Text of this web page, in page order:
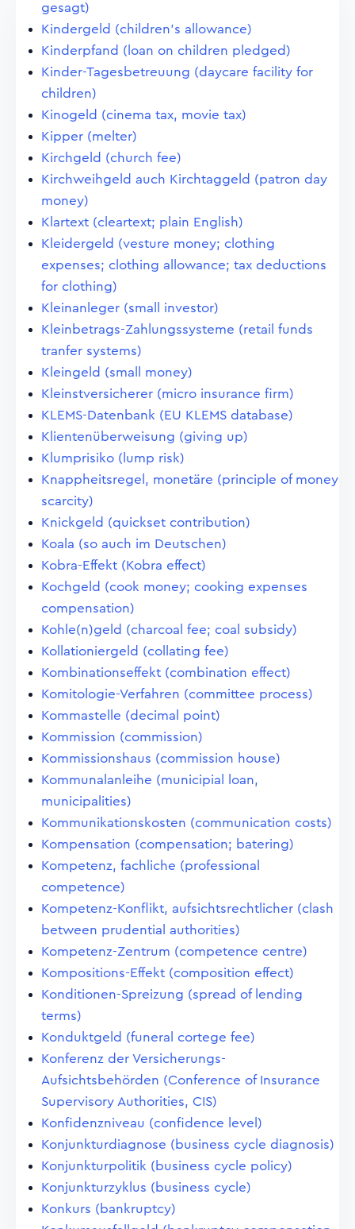
gesagt)
Kindergeld (children's allowance)
Kinderpfand (loan on children pledged)
Kinder-Tagesbetreuung (daycare facility for
children)
Kinogeld (cinema tax, movie tax)
Kipper (melter)
Kirchgeld (church fee)
Kirchweihgeld auch Kirchtaggeld (patron day
money)
Klartext (cleartext; plain English)
Kleidergeld (vesture money; clothing
expenses; clothing allowance; tax deductions
for clothing)
Kleinanleger (small investor)
Kleinbetrags-Zahlungssysteme (retail funds
tranfer systems)
Kleingeld (small money)
Kleinstversicherer (micro insurance firm)
KLEMS-Datenbank (EU KLEMS database)
Klientenüberweisung (giving up)
Klumprisiko (lump risk)
Knappheitsregel, monetäre (principle of money
scarcity)
Knickgeld (quickset contribution)
Koala (so auch im Deutschen)
Kobra-Effekt (Kobra effect)
Kochgeld (cook money; cooking expenses
compensation)
Kohle(n)geld (charcoal fee; coal subsidy)
Kollationiergeld (collating fee)
Kombinationseffekt (combination effect)
Komitologie-Verfahren (committee process)
Kommastelle (decimal point)
Kommission (commission)
Kommissionshaus (commission house)
Kommunalanleihe (municipial loan,
municipalities)
Kommunikationskosten (communication costs)
Kompensation (compensation; batering)
Kompetenz, fachliche (professional
competence)
Kompetenz-Konflikt, aufsichtsrechtlicher (clash
between prudential authorities)
Kompetenz-Zentrum (competence centre)
Kompositions-Effekt (composition effect)
Konditionen-Spreizung (spread of lending
terms)
Konduktgeld (funeral cortege fee)
Konferenz der Versicherungs-
Aufsichtsbehörden (Conference of Insurance
Supervisory Authorities, CIS)
Konfidenzniveau (confidence level)
Konjunkturdiagnose (business cycle diagnosis)
Konjunkturpolitik (business cycle policy)
Konjunkturzyklus (business cycle)
Konkurs (bankruptcy)